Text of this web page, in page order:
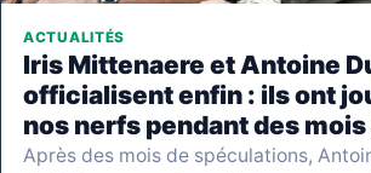
ACTUALITÉS
Iris Mittenaere et Antoine
officialisent enfin : ils ont
nos nerfs pendant des mois
Après des mois de spéculations,